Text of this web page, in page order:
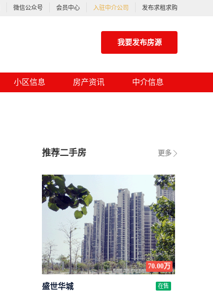
微信公众号 会员中心 入驻中介公司 发布求租求购
我要发布房源
小区信息 房产资讯 中介信息
更多
推荐二手房
70.00万
盛世华城 在售